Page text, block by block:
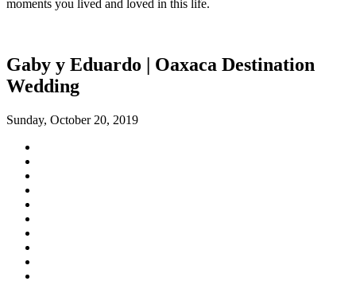
moments you lived and loved in this life.
Gaby y Eduardo | Oaxaca Destination
Wedding
Sunday, October 20, 2019